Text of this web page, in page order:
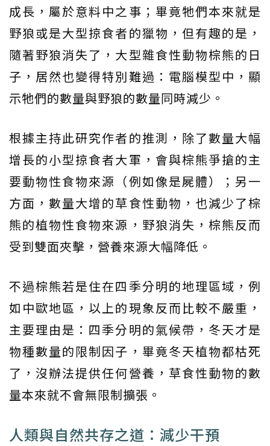
成長，屬於意料中之事；畢竟牠們本來就是
野狼或是大型掠食者的獵物，但有趣的是，
隨著野狼消失了，大型雜食性動物棕熊的日
子，居然也變得特別難過：電腦模型中，顯
示牠們的數量與野狼的數量同時減少。
根據主持此研究作者的推測，除了數量大幅
增長的小型掠食者大軍，會與棕熊爭搶的主
要動物性食物來源（例如像是屍體）；另一
方面，數量大增的草食性動物，也減少了棕
熊的植物性食物來源，野狼消失，棕熊反而
受到雙面夾擊，營養來源大幅降低。
不過棕熊若是住在四季分明的地理區域，例
如中歐地區，以上的現象反而比較不嚴重，
主要理由是：四季分明的氣候帶，冬天才是
物種數量的限制因子，畢竟冬天植物都枯死
了，沒辦法提供任何營養，草食性動物的數
量本來就不會無限制擴張。
人類與自然共存之道：減少干預